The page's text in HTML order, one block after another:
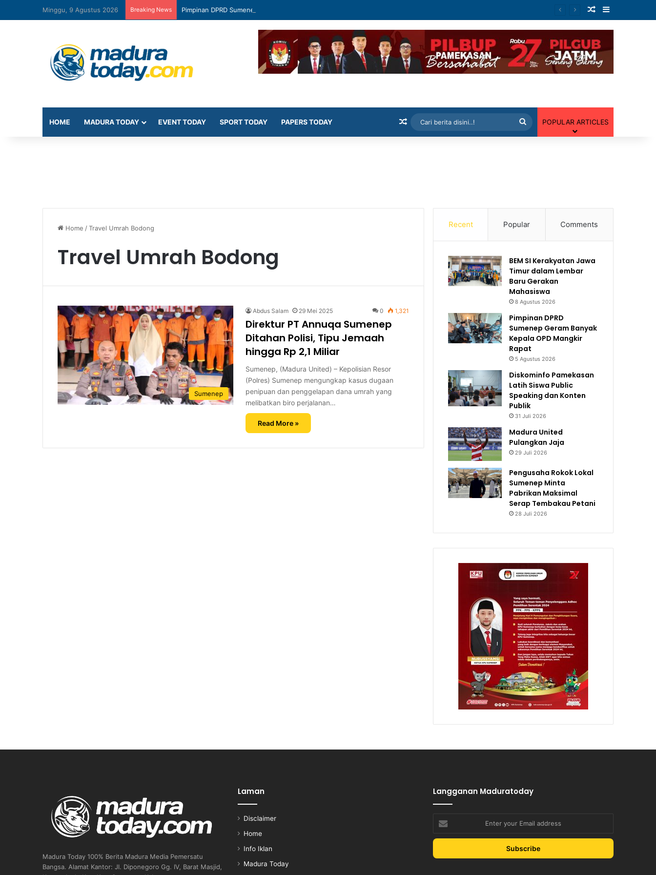
Minggu, 9 Agustus 2026 Breaking News Pimpinan DPRD Sumenep Geram Banyak Kepala OPD Mangkir Rapat Artikel Random
HOME MADURA TODAY EVENT TODAY SPORT TODAY PAPERS TODAY Artikel Random
berita
POPULAR ARTICLES
Home /Travel Umrah Bodong
Travel Umrah Bodong
Sumenep
Abdus Salam 29 Mei 2025 0 1,321
Direktur PT Annuqa Sumenep
Ditahan Polisi, Tipu Jemaah
hingga Rp 2,1 Miliar
Sumenep, (Madura United) – Kepolisian Resor
(Polres) Sumenep mengungkap kasus dugaan
penipuan dan penggelapan dana umrah yang
melibatkan biro perjalanan…
Read More »
Recent Popular Comments
BEM SI Kerakyatan Jawa
Timur dalam Lembar
Baru Gerakan
Mahasiswa
8 Agustus 2026
Pimpinan DPRD
Sumenep Geram Banyak
Kepala OPD Mangkir
Rapat
5 Agustus 2026
Diskominfo Pamekasan
Latih Siswa Public
Speaking dan Konten
Publik
31 Juli 2026
Madura United
Pulangkan Jaja
29 Juli 2026
Pengusaha Rokok Lokal
Sumenep Minta
Pabrikan Maksimal
Serap Tembakau Petani
28 Juli 2026
Madura Today 100% Berita Madura Media Pemersatu
Bangsa. Alamat Kantor: Jl. Diponegoro Gg. IV, Barat Masjid,
Laman
Disclaimer
Home
Info Iklan
Madura Today
Langganan Maduratoday
your
Email